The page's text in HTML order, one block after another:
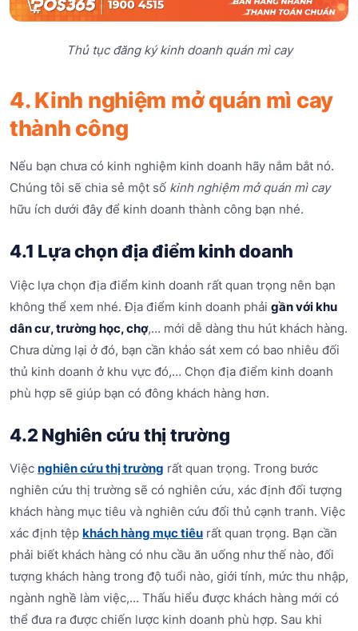
Thủ tục đăng ký kinh doanh quán mì cay
4. Kinh nghiệm mở quán mì cay
thành công
Nếu bạn chưa có kinh nghiệm kinh doanh hãy nắm bắt nó.
Chúng tôi sẽ chia sẻ một số kinh nghiệm mở quán mì cay
hữu ích dưới đây để kinh doanh thành công bạn nhé.
4.1 Lựa chọn địa điểm kinh doanh
Việc lựa chọn địa điểm kinh doanh rất quan trọng nên bạn
không thể xem nhé. Địa điểm kinh doanh phải gần với khu
dân cư, trường học, chợ,… mới dễ dàng thu hút khách hàng.
Chưa dừng lại ở đó, bạn cần khảo sát xem có bao nhiêu đối
thủ kinh doanh ở khu vực đó,… Chọn địa điểm kinh doanh
phù hợp sẽ giúp bạn có đông khách hàng hơn.
4.2 Nghiên cứu thị trường
Việc nghiên cứu thị trường rất quan trọng. Trong bước
nghiên cứu thị trường sẽ có nghiên cứu, xác định đối tượng
khách hàng mục tiêu và nghiên cứu đối thủ cạnh tranh. Việc
xác định tệp khách hàng mục tiêu rất quan trọng. Bạn cần
phải biết khách hàng có nhu cầu ăn uống như thế nào, đối
tượng khách hàng trong độ tuổi nào, giới tính, mức thu nhập,
ngành nghề làm việc,... Thấu hiểu được khách hàng mới có
thể đưa ra được chiến lược kinh doanh phù hợp. Sau khi